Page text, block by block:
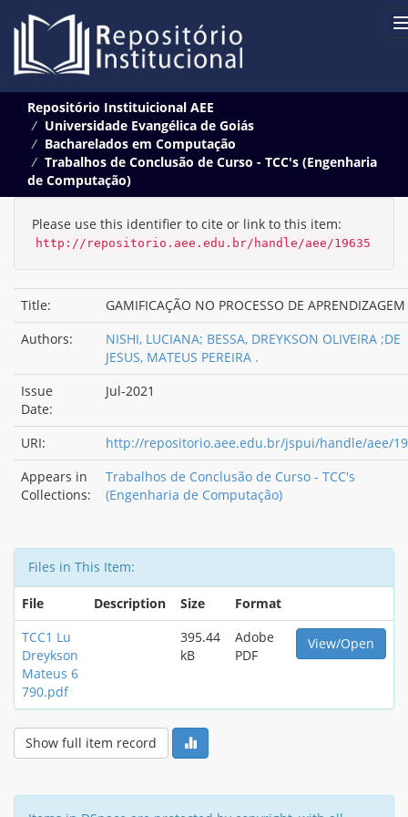
navigation
Repositório Instituicional AEE
Universidade Evangélica de Goiás
Bacharelados em Computação
Trabalhos de Conclusão de Curso - TCC's (Engenharia
de Computação)
Please use this identifier to cite or link to this item:
http://repositorio.aee.edu.br/handle/aee/19635
Title:
GAMIFICAÇÃO NO PROCESSO DE APRENDIZAGEM
Authors:
NISHI, LUCIANA; BESSA, DREYKSON OLIVEIRA ;DE
JESUS, MATEUS PEREIRA .
Issue
Date:
Jul-2021
URI:
http://repositorio.aee.edu.br/jspui/handle/aee/
Appears in
Collections:
Trabalhos de Conclusão de Curso - TCC's
(Engenharia de Computação)
Files in This Item:
File Description Size
Format
TCC1 Lu
Dreykson
Mateus 6
790.pdf
395.44
kB
Adobe
PDF
View/Open
Show full item record